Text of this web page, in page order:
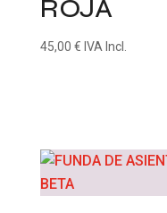
ROJA
45,00 € IVA Incl.